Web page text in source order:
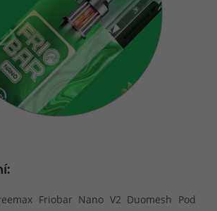
Friobar Nano V2 Duomesh Pod